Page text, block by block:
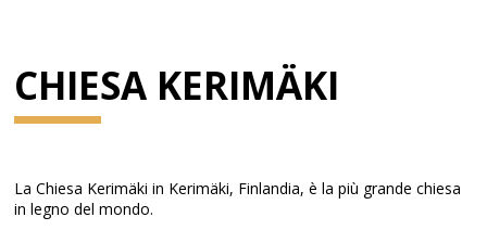
CHIESA KERIMÄKI
La Chiesa Kerimäki in Kerimäki, Finlandia, è la più grande chiesa
in legno del mondo.